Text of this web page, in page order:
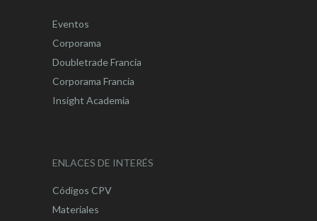
Eventos
Corporama
Doubletrade Francia
Corporama Francia
Insight Academia
ENLACES DE INTERÉS
Códigos CPV
Materiales